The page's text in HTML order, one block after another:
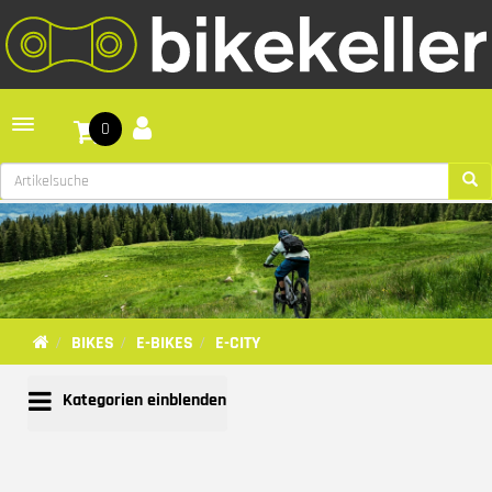
Toggle navigation
0
BIKES E-BIKES E-CITY
Kategorien einblenden